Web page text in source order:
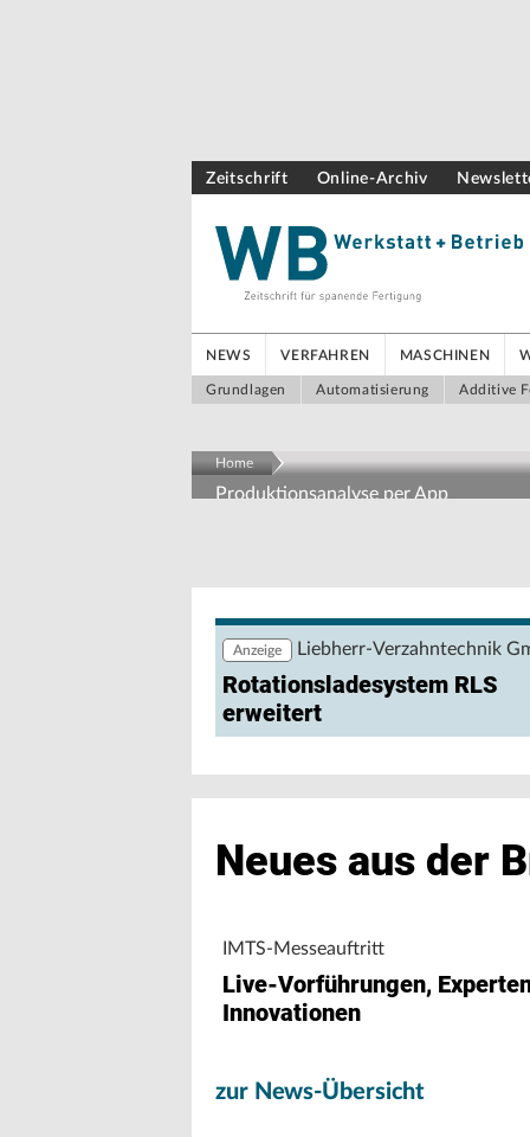
Zeitschrift Online-Archiv
NEWS VERFAHREN MASCHINEN
Grundlagen Automatisierung Additive
Home
Produktionsanalyse per App
nutzen? Eine browserbasierte
Maschinendaten und unterstützt
Maschinenleistung, Stillständen und
Anzeige Liebherr-Verzahntechnik
Rotationsladesystem RLS
erweitert
Neues aus der
IMTS-Messeauftritt
Live-Vorführungen,
Innovationen
zur News-Übersicht